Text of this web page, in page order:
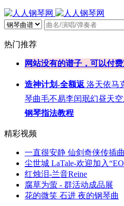
热门推荐
网站没有的谱子，可以付费
造神计划-全额返 洛天依马
琴曲毛不易李闰珉幻昼天
钢琴指法教程
精彩视频
一直很安静 仙剑奇侠传插曲
尘世城 LaTale-欢迎加入
红烛泪-兰音Reine
腐草为萤 - 群活动成品展
花的微笑 石进 夜的钢琴曲